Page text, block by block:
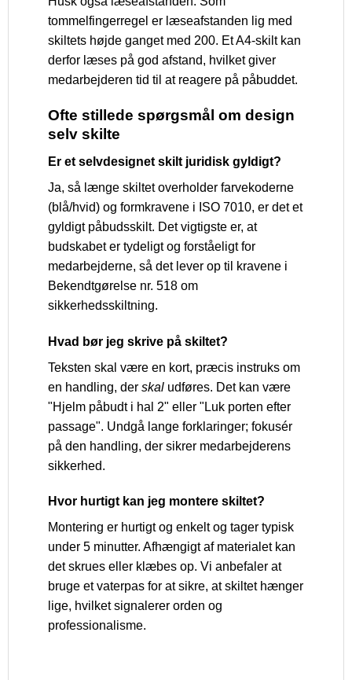
tommelfingerregel er læseafstanden lig med
skiltets højde ganget med 200. Et A4-skilt kan
derfor læses på god afstand, hvilket giver
medarbejderen tid til at reagere på påbuddet.
Ofte stillede spørgsmål om design
selv skilte
Er et selvdesignet skilt juridisk gyldigt?
Ja, så længe skiltet overholder farvekoderne
(blå/hvid) og formkravene i ISO 7010, er det et
gyldigt påbudsskilt. Det vigtigste er, at
budskabet er tydeligt og forståeligt for
medarbejderne, så det lever op til kravene i
Bekendtgørelse nr. 518 om
sikkerhedsskiltning.
Hvad bør jeg skrive på skiltet?
Teksten skal være en kort, præcis instruks om
en handling, der skal udføres. Det kan være
"Hjelm påbudt i hal 2" eller "Luk porten efter
passage". Undgå lange forklaringer; fokusér
på den handling, der sikrer medarbejderens
sikkerhed.
Hvor hurtigt kan jeg montere skiltet?
Montering er hurtigt og enkelt og tager typisk
under 5 minutter. Afhængigt af materialet kan
det skrues eller klæbes op. Vi anbefaler at
bruge et vaterpas for at sikre, at skiltet hænger
lige, hvilket signalerer orden og
professionalisme.